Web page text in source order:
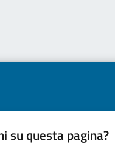
su questa pagina?